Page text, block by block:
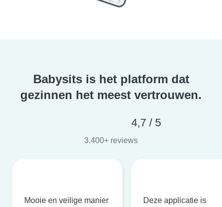
Babysits is het platform dat
gezinnen het meest vertrouwen.
4,7 / 5
3.400+ reviews
Mooie en veilige manier
Deze applicatie is